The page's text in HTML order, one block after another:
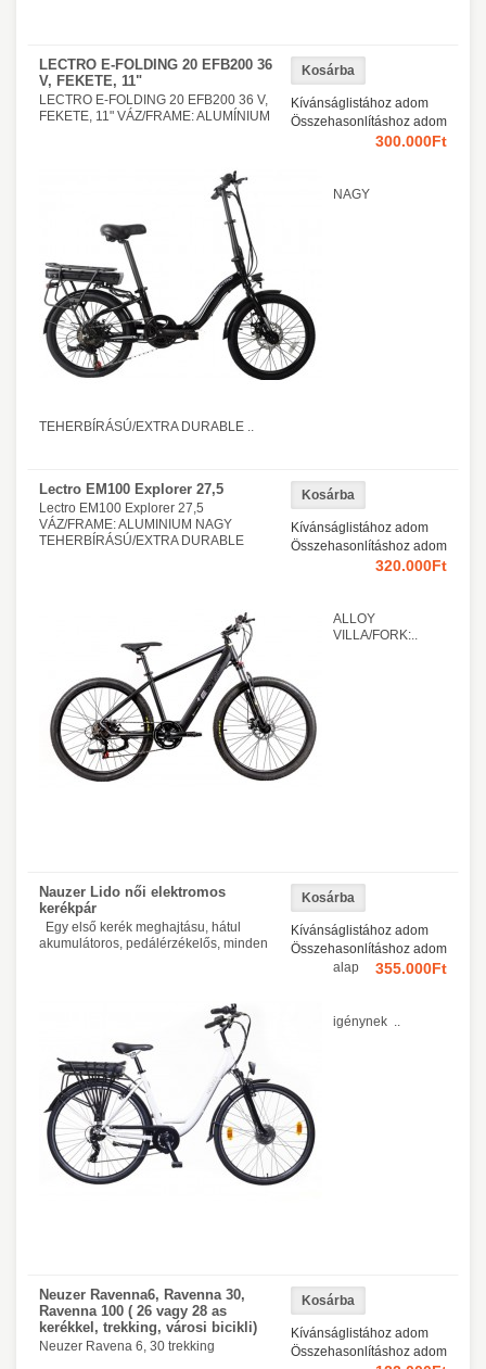
Kívánságlistához adom
Összehasonlításhoz adom
300.000Ft
LECTRO E-FOLDING 20 EFB200 36
V, FEKETE, 11"
LECTRO E-FOLDING 20 EFB200 36 V,
FEKETE, 11" VÁZ/FRAME: ALUMÍNIUM
NAGY
TEHERBÍRÁSÚ/EXTRA DURABLE ..
Kívánságlistához adom
Összehasonlításhoz adom
320.000Ft
Lectro EM100 Explorer 27,5
Lectro EM100 Explorer 27,5
VÁZ/FRAME: ALUMINIUM NAGY
TEHERBÍRÁSÚ/EXTRA DURABLE
ALLOY
VILLA/FORK:..
Kívánságlistához adom
Összehasonlításhoz adom
355.000Ft
Nauzer Lido női elektromos
kerékpár
Egy első kerék meghajtásu, hátul
akumulátoros, pedálérzékelős, minden
alap
igénynek ..
Kívánságlistához adom
Összehasonlításhoz adom
Neuzer Ravenna6, Ravenna 30,
Ravenna 100 ( 26 vagy 28 as
kerékkel, trekking, városi bicikli)
Neuzer Ravena 6, 30 trekking